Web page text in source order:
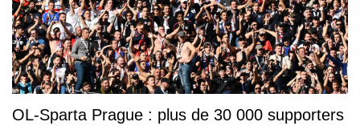
OL-Sparta Prague : plus de 30 000 supporters